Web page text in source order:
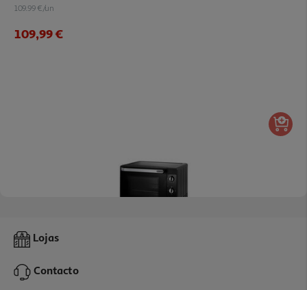
109.99 €/un
109,99 €
Mini Forno Com Convecção De'longhi Eo40112.bk 40l 2000w Preto
184,99 €
Lojas
Contacto